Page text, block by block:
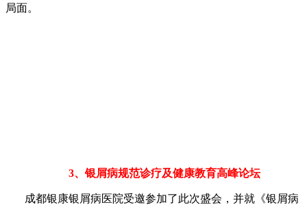
局面。
3、银屑病规范诊疗及健康教育高峰论坛
成都银康银屑病医院受邀参加了此次盛会，并就《银屑病